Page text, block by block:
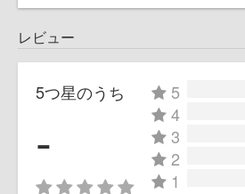
レビュー
5つ星のうち
-
5
4
3
2
1